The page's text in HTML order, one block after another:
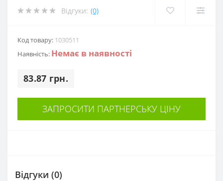
Відгуки: (0)
Код товару: 1030511
Наявність: Немає в наявності
83.87 грн.
ЗАПРОСИТИ ПАРТНЕРСЬКУ ЦІНУ
Відгуки (0)